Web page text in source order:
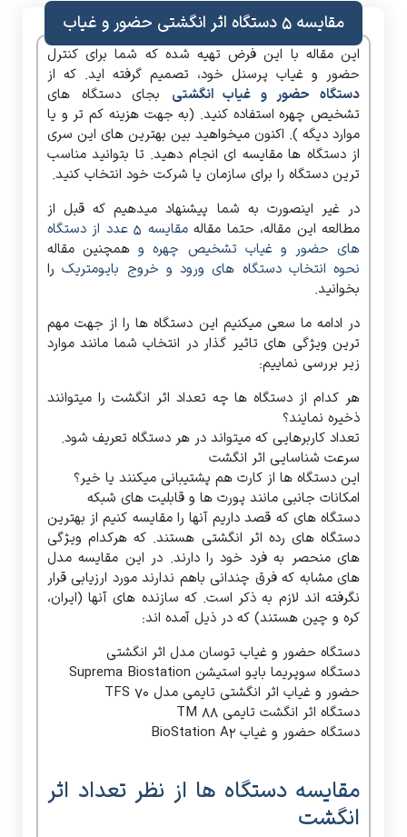
مقایسه ۵ دستگاه اثر انگشتی حضور و غیاب
این مقاله با این فرض تهیه شده که شما برای کنترل
حضور و غیاب پرسنل خود، تصمیم گرفته اید. که از
دستگاه حضور و غیاب انگشتی بجای دستگاه های
تشخیص چهره استفاده کنید. (به جهت هزینه کم تر و یا
موارد دیگه ). اکنون میخواهید بین بهترین های این سری
از دستگاه ها مقایسه ای انجام دهید. تا بتوانید مناسب
ترین دستگاه را برای سازمان یا شرکت خود انتخاب کنید.
در غیر اینصورت به شما پیشنهاد میدهیم که قبل از
مطالعه این مقاله، حتما مقاله
مقایسه ۵ عدد از دستگاه
های حضور و غیاب تشخیص چهره وهمچنین مقاله
نحوه انتخاب دستگاه های ورود و خروج بایومتریکرا
بخوانید.
در ادامه ما سعی میکنیم این دستگاه ها را از جهت مهم
ترین ویژگی های تاثیر گذار در انتخاب شما مانند موارد
زیر بررسی نماییم:
هر کدام از دستگاه ها چه تعداد اثر انگشت را میتوانند
ذخیره نمایند؟
تعداد کاربرهایی که میتواند در هر دستگاه تعریف شود.
سرعت شناسایی اثر انگشت
این دستگاه ها از کارت هم پشتیبانی میکنند یا خیر؟
امکانات جانبی مانند پورت ها و قابلیت های شبکه
دستگاه های که قصد داریم آنها را مقایسه کنیم از بهترین
دستگاه های رده اثر انگشتی هستند. که هرکدام ویژگی
های منحصر به فرد خود را دارند. در این مقایسه مدل
های مشابه که فرق چندانی باهم ندارند مورد ارزیابی قرار
نگرفته اند لازم به ذکر است. که سازنده های آنها (ایران،
کره و چین هستند) که در ذیل آمده اند:
دستگاه حضور و غیاب توسان مدل اثر انگشتی
دستگاه سوپریما بایو استیشن Suprema Biostation
حضور و غیاب اثر انگشتی تایمی مدل TFS 70
دستگاه اثر انگشت تایمی TM 88
دستگاه حضور و غیاب BioStation A2
مقایسه دستگاه ها از نظر تعداد اثر
انگشت